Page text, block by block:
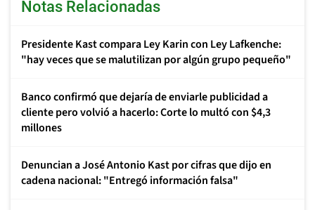
Notas Relacionadas
Presidente Kast compara Ley Karin con Ley Lafkenche:
"hay veces que se malutilizan por algún grupo pequeño"
Banco confirmó que dejaría de enviarle publicidad a
cliente pero volvió a hacerlo: Corte lo multó con $4,3
millones
Denuncian a José Antonio Kast por cifras que dijo en
cadena nacional: "Entregó información falsa"